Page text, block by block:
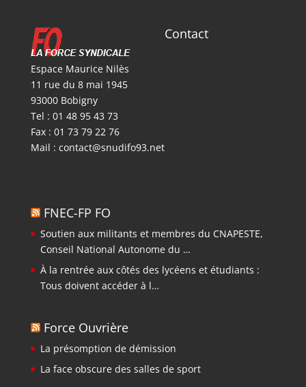
Espace Maurice Nilès
11 rue du 8 mai 1945
93000 Bobigny
Tel : 01 48 95 43 73
Fax : 01 73 79 22 76
Mail : contact@snudifo93.net
Contact
FNEC-FP FO
Soutien aux militants et membres du CNAPESTE,
Conseil National Autonome du …
À la rentrée aux côtés des lycéens et étudiants :
Tous doivent accéder à l…
Force Ouvrière
La présomption de démission
La face obscure des salles de sport